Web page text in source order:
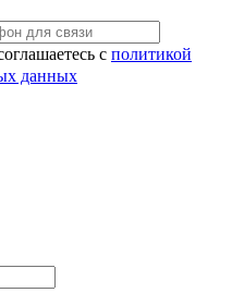
с политикой
данных